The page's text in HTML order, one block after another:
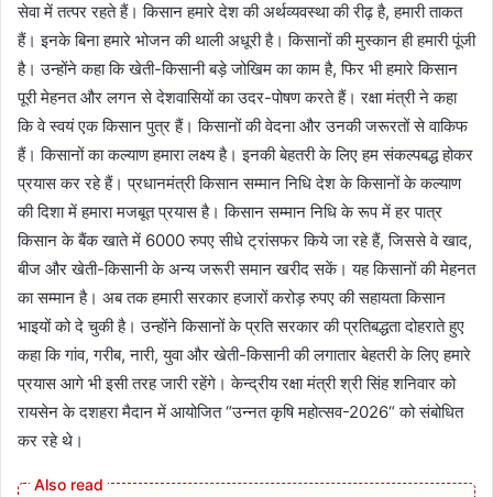
सेवा में तत्पर रहते हैं। किसान हमारे देश की अर्थव्यवस्था की रीढ़ है, हमारी ताकत
हैं। इनके बिना हमारे भोजन की थाली अधूरी है। किसानों की मुस्कान ही हमारी पूंजी
है। उन्होंने कहा कि खेती-किसानी बड़े जोखिम का काम है, फिर भी हमारे किसान
पूरी मेहनत और लगन से देशवासियों का उदर-पोषण करते हैं। रक्षा मंत्री ने कहा
कि वे स्वयं एक किसान पुत्र हैं। किसानों की वेदना और उनकी जरूरतों से वाकिफ
हैं। किसानों का कल्याण हमारा लक्ष्य है। इनकी बेहतरी के लिए हम संकल्पबद्ध होकर
प्रयास कर रहे हैं। प्रधानमंत्री किसान सम्मान निधि देश के किसानों के कल्याण
की दिशा में हमारा मजबूत प्रयास है। किसान सम्मान निधि के रूप में हर पात्र
किसान के बैंक खाते में 6000 रुपए सीधे ट्रांसफर किये जा रहे हैं, जिससे वे खाद,
बीज और खेती-किसानी के अन्य जरूरी समान खरीद सकें। यह किसानों की मेहनत
का सम्मान है। अब तक हमारी सरकार हजारों करोड़ रुपए की सहायता किसान
भाइयों को दे चुकी है। उन्होंने किसानों के प्रति सरकार की प्रतिबद्धता दोहराते हुए
कहा कि गांव, गरीब, नारी, युवा और खेती-किसानी की लगातार बेहतरी के लिए हमारे
प्रयास आगे भी इसी तरह जारी रहेंगे। केन्द्रीय रक्षा मंत्री श्री सिंह शनिवार को
रायसेन के दशहरा मैदान में आयोजित “उन्नत कृषि महोत्सव-2026“ को संबोधित
कर रहे थे।